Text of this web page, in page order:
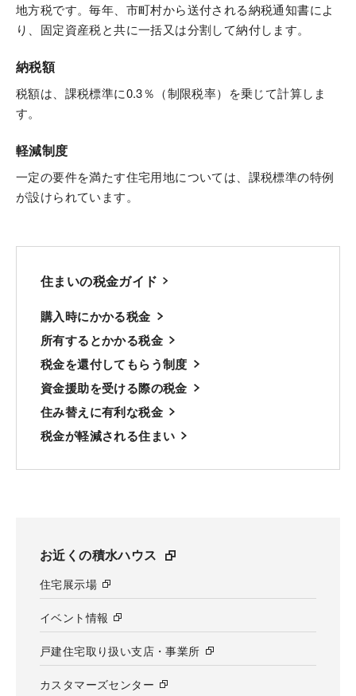
地方税です。毎年、市町村から送付される納税通知書によ
り、固定資産税と共に一括又は分割して納付します。
納税額
税額は、課税標準に0.3％（制限税率）を乗じて計算しま
す。
軽減制度
一定の要件を満たす住宅用地については、課税標準の特例
が設けられています。
住まいの税金ガイド
購入時にかかる税金
所有するとかかる税金
税金を還付してもらう制度
資金援助を受ける際の税金
住み替えに有利な税金
税金が軽減される住まい
お近くの積水ハウス
住宅展示場
イベント情報
戸建住宅取り扱い支店・事業所
カスタマーズセンター